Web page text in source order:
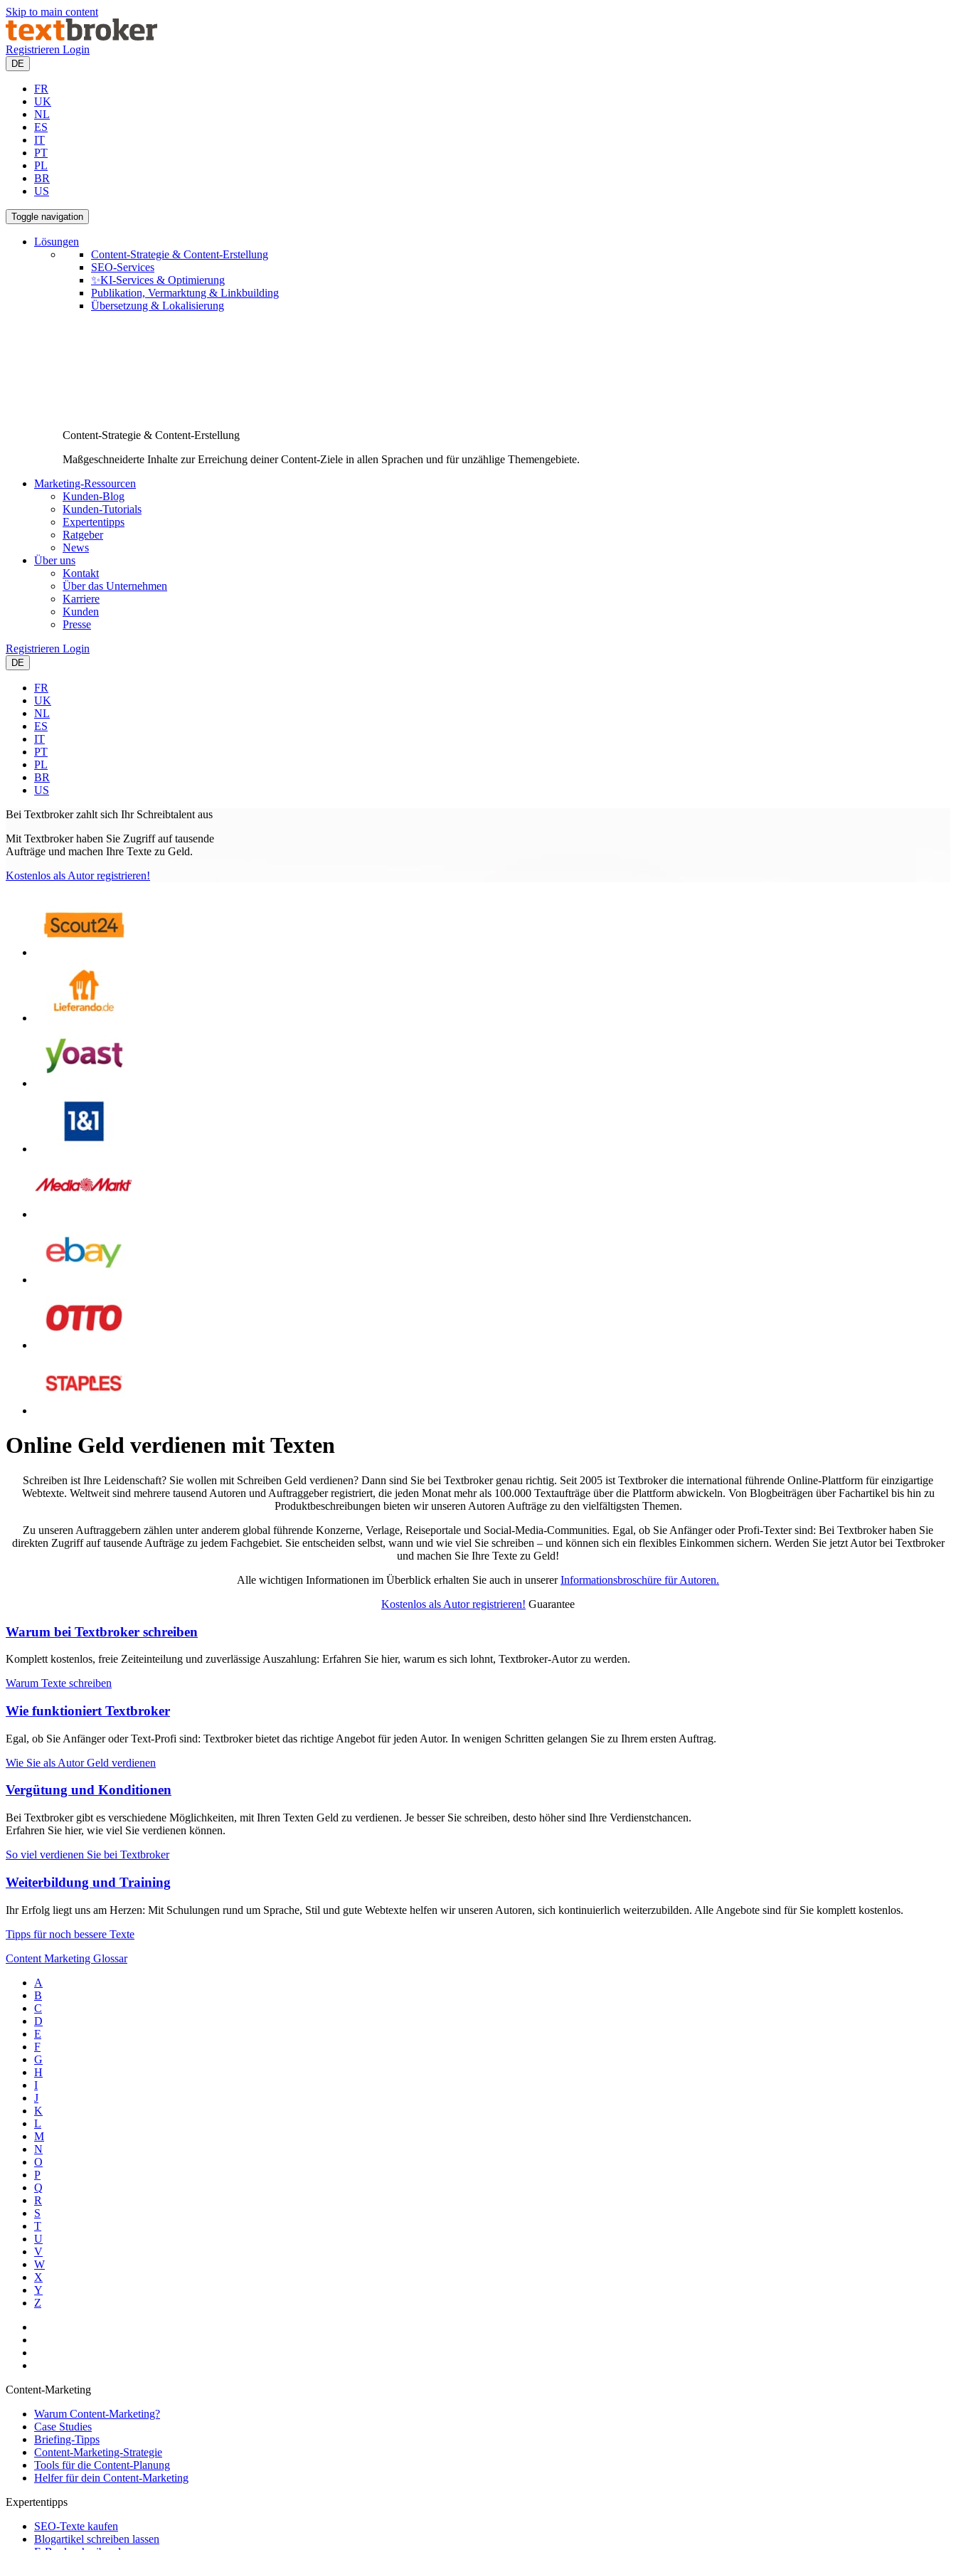
Skip to main content
Registrieren Login
DE
FR
UK
NL
ES
IT
PT
PL
BR
US
Toggle navigation
Lösungen
Content-Strategie & Content-Erstellung
SEO-Services
✨KI-Services & Optimierung
Publikation, Vermarktung & Linkbuilding
Übersetzung & Lokalisierung
Content-Strategie & Content-Erstellung
Maßgeschneiderte Inhalte zur Erreichung deiner Content-Ziele in allen Sprachen und für unzählige Themengebiete.
Marketing-Ressourcen
Kunden-Blog
Kunden-Tutorials
Expertentipps
Ratgeber
News
Über uns
Kontakt
Über das Unternehmen
Karriere
Kunden
Presse
Registrieren Login
DE
FR
UK
NL
ES
IT
PT
PL
BR
US
Bei Textbroker zahlt sich Ihr Schreibtalent aus
Mit Textbroker haben Sie Zugriff auf tausende
Aufträge und machen Ihre Texte zu Geld.
Kostenlos als Autor registrieren!
Online Geld verdienen mit Texten
Schreiben ist Ihre Leidenschaft? Sie wollen mit Schreiben Geld verdienen? Dann sind Sie bei Textbroker genau richtig. Seit 2005 ist Textbroker die international führende Online-Plattform für einzigartige
Webtexte. Weltweit sind mehrere tausend Autoren und Auftraggeber registriert, die jeden Monat mehr als 100.000 Textaufträge über die Plattform abwickeln. Von Blogbeiträgen über Fachartikel bis hin zu
Produktbeschreibungen bieten wir unseren Autoren Aufträge zu den vielfältigsten Themen.
Zu unseren Auftraggebern zählen unter anderem global führende Konzerne, Verlage, Reiseportale und Social-Media-Communities. Egal, ob Sie Anfänger oder Profi-Texter sind: Bei Textbroker haben Sie
direkten Zugriff auf tausende Aufträge zu jedem Fachgebiet. Sie entscheiden selbst, wann und wie viel Sie schreiben – und können sich ein flexibles Einkommen sichern. Werden Sie jetzt Autor bei Textbroker
und machen Sie Ihre Texte zu Geld!
Alle wichtigen Informationen im Überblick erhalten Sie auch in unsererInformationsbroschüre für Autoren.
Kostenlos als Autor registrieren! Guarantee
Warum bei Textbroker schreiben
Komplett kostenlos, freie Zeiteinteilung und zuverlässige Auszahlung: Erfahren Sie hier, warum es sich lohnt, Textbroker-Autor zu werden.
Warum Texte schreiben
Wie funktioniert Textbroker
Egal, ob Sie Anfänger oder Text-Profi sind: Textbroker bietet das richtige Angebot für jeden Autor. In wenigen Schritten gelangen Sie zu Ihrem ersten Auftrag.
Wie Sie als Autor Geld verdienen
Vergütung und Konditionen
Bei Textbroker gibt es verschiedene Möglichkeiten, mit Ihren Texten Geld zu verdienen. Je besser Sie schreiben, desto höher sind Ihre Verdienstchancen.
Erfahren Sie hier, wie viel Sie verdienen können.
So viel verdienen Sie bei Textbroker
Weiterbildung und Training
Ihr Erfolg liegt uns am Herzen: Mit Schulungen rund um Sprache, Stil und gute Webtexte helfen wir unseren Autoren, sich kontinuierlich weiterzubilden. Alle Angebote sind für Sie komplett kostenlos.
Tipps für noch bessere Texte
Content Marketing Glossar
A
B
C
D
E
F
G
H
I
J
K
L
M
N
O
P
Q
R
S
T
U
V
W
X
Y
Z
Content-Marketing
Warum Content-Marketing?
Case Studies
Briefing-Tipps
Content-Marketing-Strategie
Tools für die Content-Planung
Helfer für dein Content-Marketing
Expertentipps
SEO-Texte kaufen
Blogartikel schreiben lassen